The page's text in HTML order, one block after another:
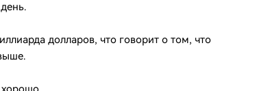
долларов, что говорит о том, что